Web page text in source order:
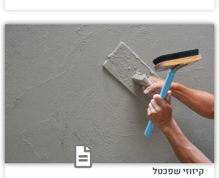
קיזוזי שפכטל